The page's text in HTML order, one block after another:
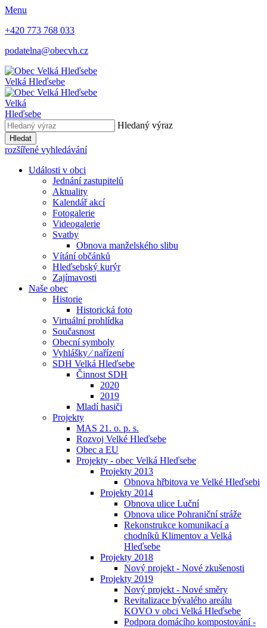
Menu
+420 773 768 033
podatelna@obecvh.cz
Velká Hleďsebe
Velká
Hleďsebe
Hledaný výraz
Hledat
rozšířené vyhledávání
Události v obci
Jednání zastupitelů
Aktuality
Kalendář akcí
Fotogalerie
Videogalerie
Svatby
Obnova manželského slibu
Vítání občánků
Hleďsebský kurýr
Zajímavosti
Naše obec
Historie
Historická foto
Virtuální prohlídka
Současnost
Obecní symboly
Vyhlášky ⁄ nařízení
SDH Velká Hleďsebe
Činnost SDH
2020
2019
Mladí hasiči
Projekty
MAS 21. o. p. s.
Rozvoj Velké Hleďsebe
Obec a EU
Projekty - obec Velká Hleďsebe
Projekty 2013
Obnova hřbitova ve Velké Hleďsebi
Projekty 2014
Obnova ulice Luční
Obnova ulice Pohraniční stráže
Rekonstrukce komunikací a
chodníků Klimentov a Velká
Hleďsebe
Projekty 2018
Nový projekt - Nové zkušenosti
Projekty 2019
Nový projekt - Nové směry
Revitalizace bývalého areálu
KOVO v obci Velká Hleďsebe
Podpora domácího kompostování -